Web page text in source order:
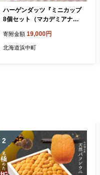
ハーゲンダッツ『ミニカップ
8個セット（マカデミアナッ
イス スイーツ デザート_H00
16-108
寄附金額 19,000円
北海道浜中町
2